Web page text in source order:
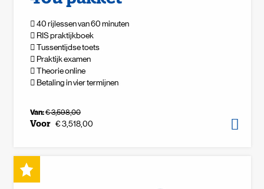
40 rijlessen van 60 minuten
RIS praktijkboek
Tussentijdse toets
Praktijk examen
Theorie online
Betaling in vier termijnen
Van:€ 3,598,00
Voor € 3,518,00